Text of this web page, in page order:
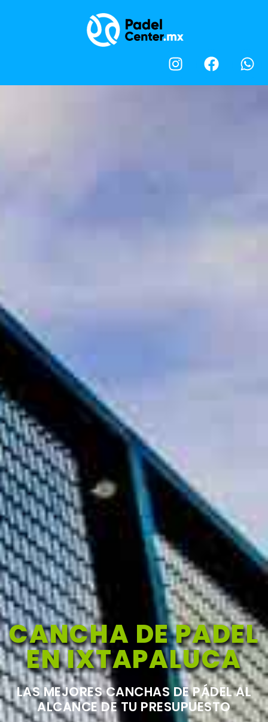
CANCHA DE PADEL
EN IXTAPALUCA
LAS MEJORES CANCHAS DE PÁDEL AL
ALCANCE DE TU PRESUPUESTO